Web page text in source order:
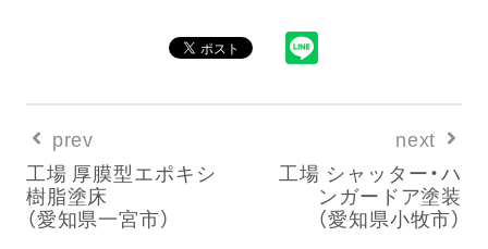
prev
工場 厚膜型エポキシ
樹脂塗床
（愛知県一宮市）
next
工場 シャッター・ハ
ンガードア塗装
（愛知県小牧市）